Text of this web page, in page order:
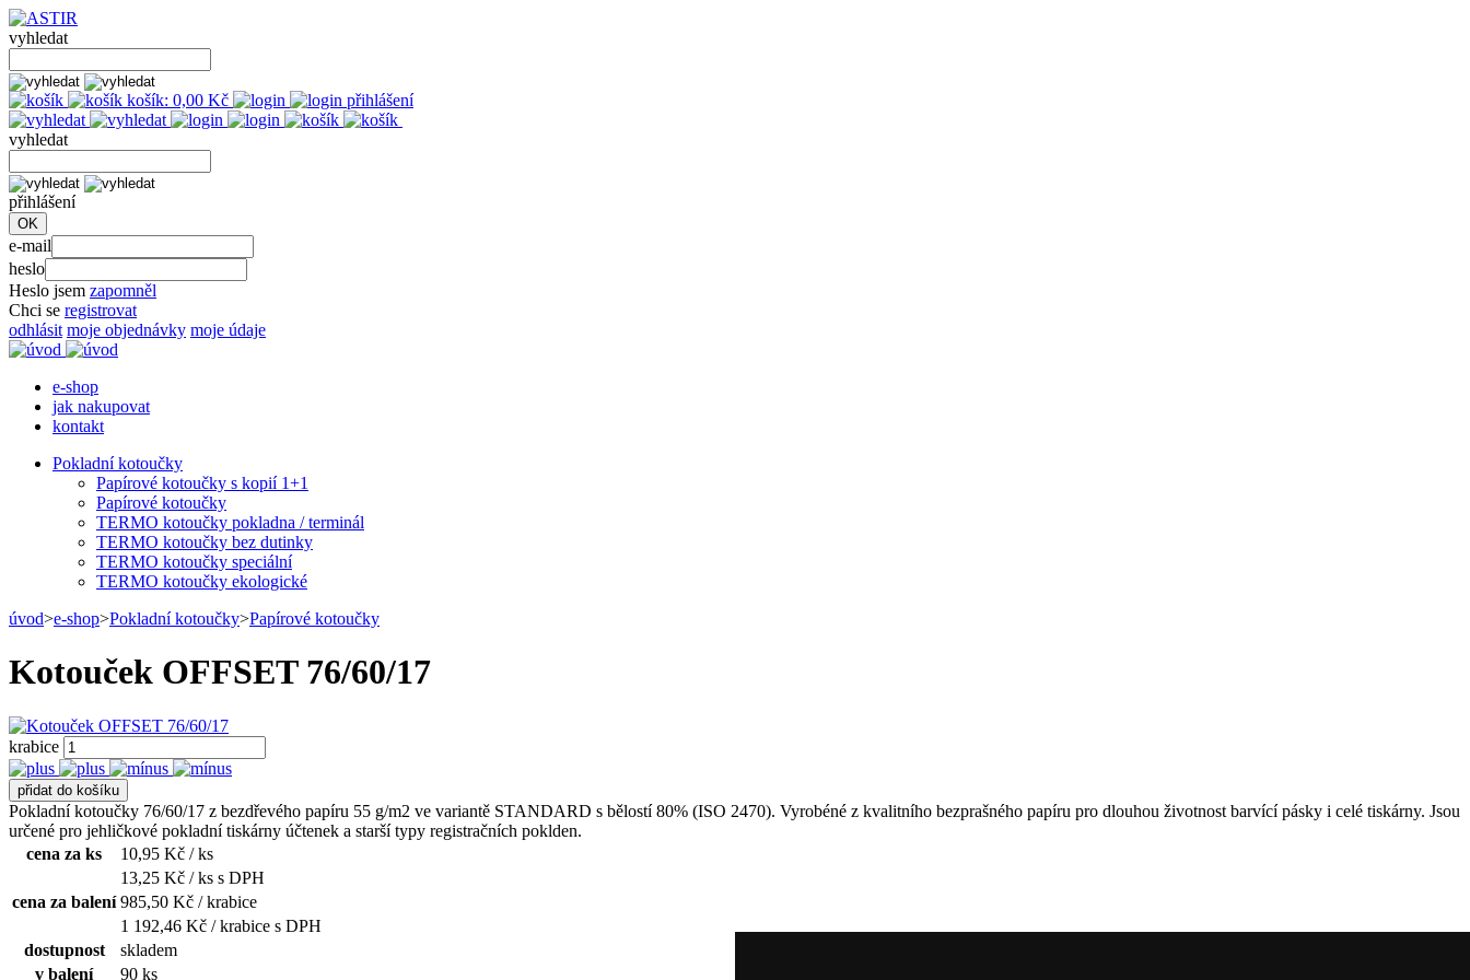
vyhledat
košík: 0,00 Kč přihlášení
vyhledat
přihlášení
e-mail
heslo
Heslo jsem zapomněl
Chci se registrovat
odhlásit moje objednávky moje údaje
e-shop
jak nakupovat
kontakt
Pokladní kotoučky
Papírové kotoučky s kopií 1+1
Papírové kotoučky
TERMO kotoučky pokladna / terminál
TERMO kotoučky bez dutinky
TERMO kotoučky speciální
TERMO kotoučky ekologické
úvod>e-shop>Pokladní kotoučky>Papírové kotoučky
Kotouček OFFSET 76/60/17
krabice
Pokladní kotoučky 76/60/17 z bezdřevého papíru 55 g/m2 ve variantě STANDARD s bělostí 80% (ISO 2470). Vyrobéné z kvalitního bezprašného papíru pro dlouhou životnost barvící pásky i celé tiskárny. Jsou
určené pro jehličkové pokladní tiskárny účtenek a starší typy registračních poklden.
cena za ks
10,95 Kč / ks
13,25 Kč / ks s DPH
cena za balení 985,50 Kč / krabice
1 192,46 Kč / krabice s DPH
dostupnost
skladem
v balení
90 ks